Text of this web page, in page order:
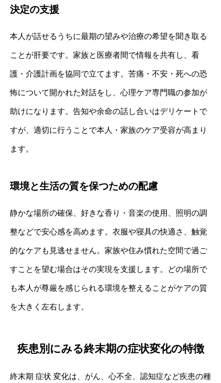
決定の支援
本人が話せるうちに最期の望みや治療の希望を聞き取る
ことが肝要です。家族と医療者間で情報を共有し、看
護・介護計画を協同で立てます。苦痛・不安・死への恐
怖について開かれた対話をし、心理ケア専門職の参加が
助けになります。告知や余命の話し合いはデリケートで
すが、適切に行うことで本人・家族のケア受容が高まり
ます。
環境と生活の質を保つための配慮
静かな場所の確保、好きな香り・音楽の使用、照明の調
整などで安心感を高めます。衣服や寝具の快適さ、触覚
的なケアも見逃せません。家族や住み慣れた空間で過ご
すことを望む場合はその実現を支援します。どの場所で
も本人が尊厳を感じられる環境を整えることがケアの質
を大きく左右します。
疾患別にみる終末期の症状変化の特徴
終末期 症状 変化は、がん、心不全、認知症など疾患の種